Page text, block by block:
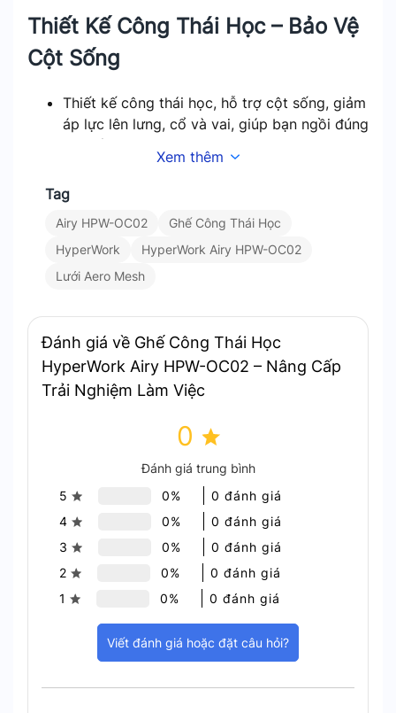
Thiết Kế Công Thái Học – Bảo Vệ
Cột Sống
Thiết kế công thái học, hỗ trợ cột sống, giảm
áp lực lên lưng, cổ và vai, giúp bạn ngồi đúng
Tựa đầu 3D: Điều chỉnh độ cao, độ sâu và
góc nghiêng, ôm sát phần đầu và cổ.
trái/phải, phù hợp với mọi dáng người.
Hai vị trí điều chỉnh tựa lưng thông minh,
đảm bảo lưng ghế luôn ôm sát cơ thể.
Thiết Kế Công Thái Học – Bảo Vệ Cột Sống
Xem thêm
Tag
Airy HPW-OC02
Ghế Công Thái Học
HyperWork
HyperWork Airy HPW-OC02
Lưới Aero Mesh
Đánh giá về Ghế Công Thái Học
HyperWork Airy HPW-OC02 – Nâng Cấp
Trải Nghiệm Làm Việc
0
Đánh giá trung bình
5
0%
0 đánh giá
4
0%
0 đánh giá
3
0%
0 đánh giá
2
0%
0 đánh giá
1
0% 0 đánh giá
Viết đánh giá hoặc đặt câu hỏi?